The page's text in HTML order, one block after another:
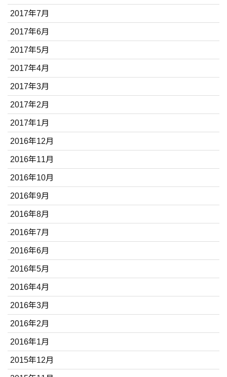
2017年7月
2017年6月
2017年5月
2017年4月
2017年3月
2017年2月
2017年1月
2016年12月
2016年11月
2016年10月
2016年9月
2016年8月
2016年7月
2016年6月
2016年5月
2016年4月
2016年3月
2016年2月
2016年1月
2015年12月